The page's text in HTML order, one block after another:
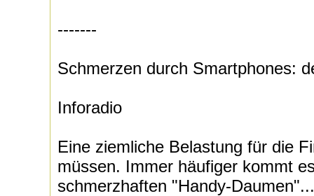
-------
Schmerzen durch Smartphones:
Inforadio
Eine ziemliche Belastung für die
müssen. Immer häufiger kommt
schmerzhaften "Handy-Daumen"...